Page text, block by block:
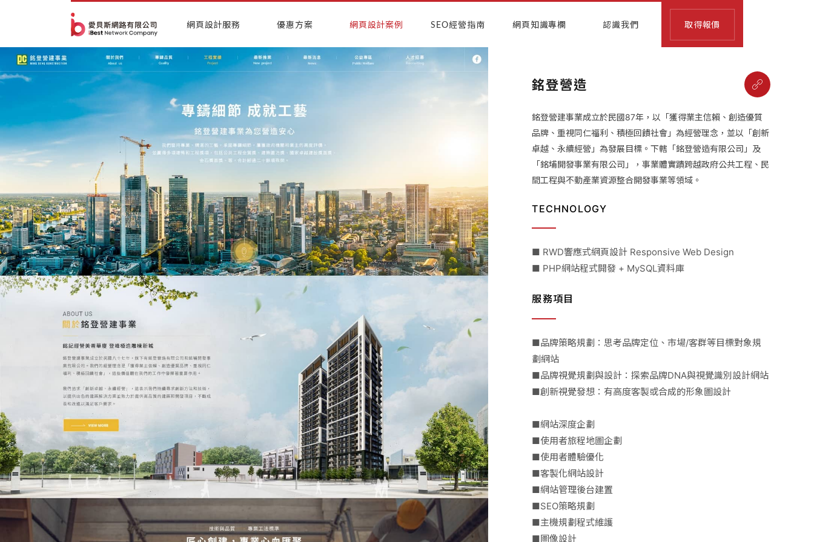
網頁設計服務 優惠方案 網頁設計案例 SEO經營指南 網頁知識專欄 認識我們 取得報價
銘登營造
銘登營建事業成立於民國87年，以「獲得業主信賴、創造優質
品牌、重視同仁福利、積極回饋社會」為經營理念，並以「創新
卓越、永續經營」為發展目標。下轄「銘登營造有限公司」及
「銘埔開發事業有限公司」，事業體實蹟跨越政府公共工程、民
間工程與不動產業資源整合開發事業等領域。
TECHNOLOGY
■ RWD響應式網頁設計 Responsive Web Design
■ PHP網站程式開發 + MySQL資料庫
服務項目
■品牌策略規劃：思考品牌定位、市場/客群等目標對象規
劃網站
■品牌視覺規劃與設計：探索品牌DNA與視覺識別設計網站
■創新視覺發想：有高度客製或合成的形象圖設計
■網站深度企劃
■使用者旅程地圖企劃
■使用者體驗優化
■客製化網站設計
■網站管理後台建置
■SEO策略規劃
■主機規劃程式維護
■圖像設計